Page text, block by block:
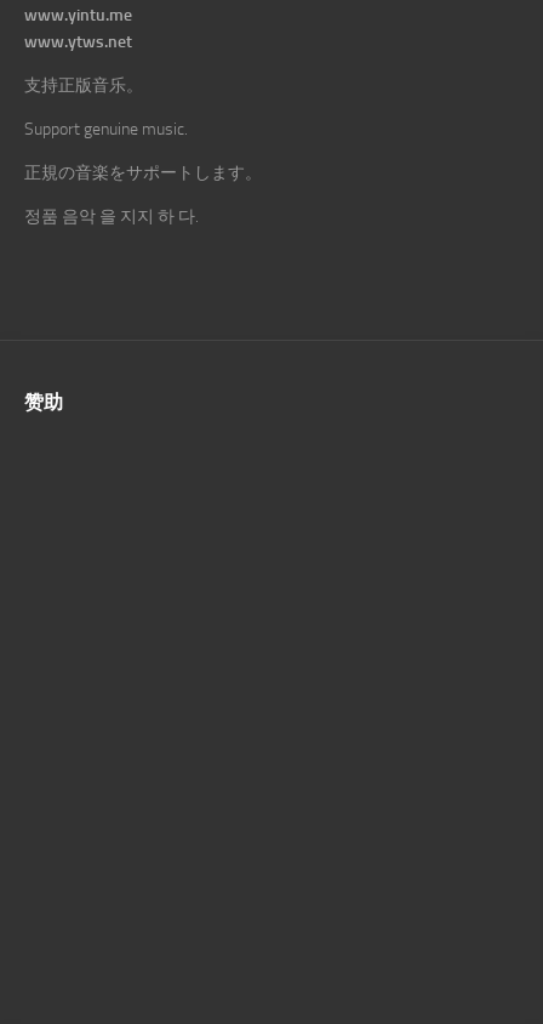
www.yintu.me
www.ytws.net
支持正版音乐。
Support genuine music.
正規の音楽をサポートします。
정품 음악 을 지지 하 다.
赞助